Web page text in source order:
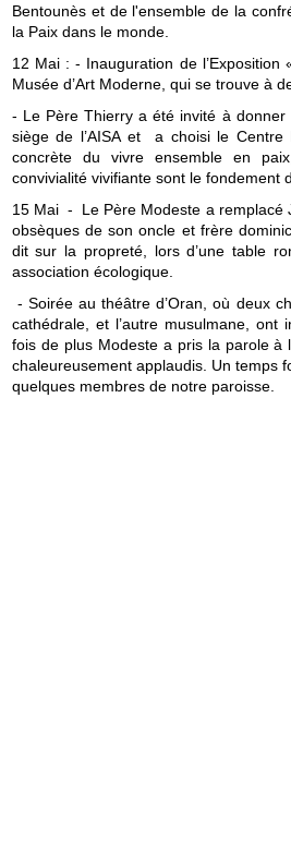
Bentounès et de l'ensemble de la
la Paix dans le monde.
12 Mai : - Inauguration de
Musée d’Art Moderne, qui se trouve à
- Le Père Thierry a été invité à
siège de l’AISA et a choisi le Centre
concrète du vivre ensemble en
convivialité vivifiante sont le fondement
15 Mai - Le Père Modeste a remplacé
obsèques de son oncle et frère
dit sur la propreté, lors d’une table
association écologique.
- Soirée au théâtre d’Oran, où deux
cathédrale, et l’autre musulmane,
fois de plus Modeste a pris la parole à
chaleureusement applaudis. Un temps
quelques membres de notre paroisse.